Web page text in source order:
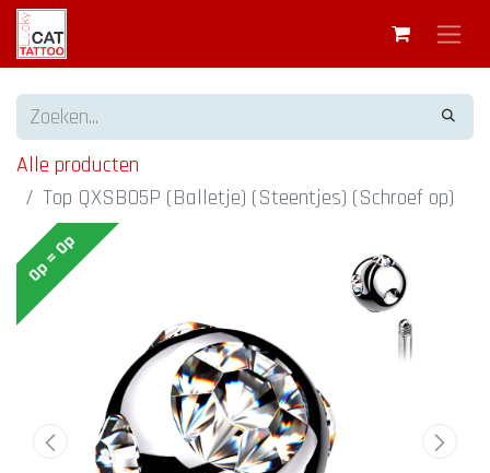
Alle producten
Top QXSB05P (Balletje) (Steentjes) (Schroef op)
Op = Op